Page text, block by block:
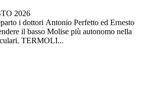
2026
i dottori Antonio Perfetto ed Ernesto
il basso Molise più autonomo nella
TERMOLI...